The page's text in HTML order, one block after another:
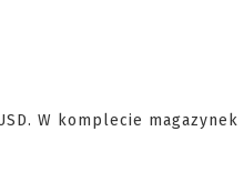
W komplecie